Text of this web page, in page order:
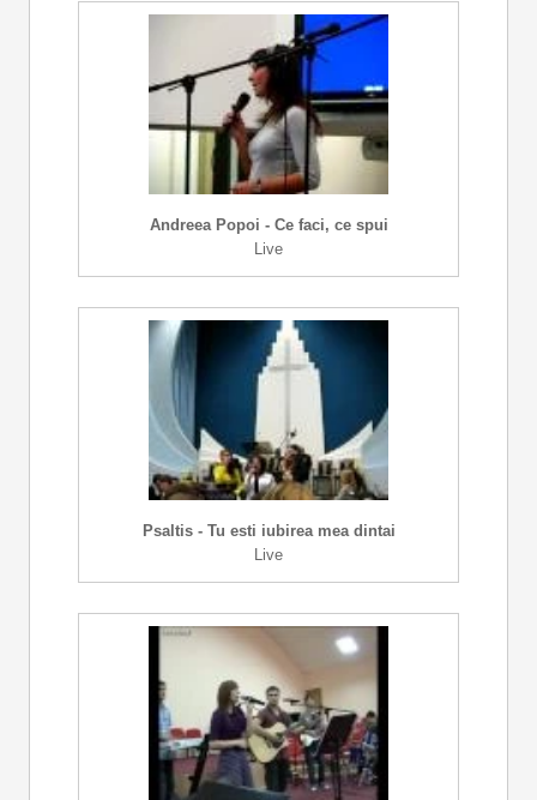
Andreea Popoi - Ce faci, ce spui
Live
Psaltis - Tu esti iubirea mea dintai
Live